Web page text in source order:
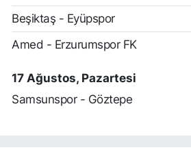
Beşiktaş - Eyüpspor
Amed - Erzurumspor FK
17 Ağustos, Pazartesi
Samsunspor - Göztepe